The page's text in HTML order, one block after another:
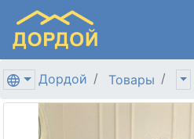
Дордой Товары